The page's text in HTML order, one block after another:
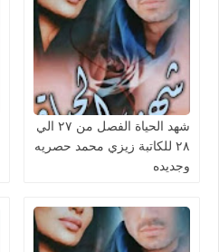
شهد الحياة الفصل من ٢٧ الي
٢٨ للكاتبة زيزي محمد حصريه
وجديده